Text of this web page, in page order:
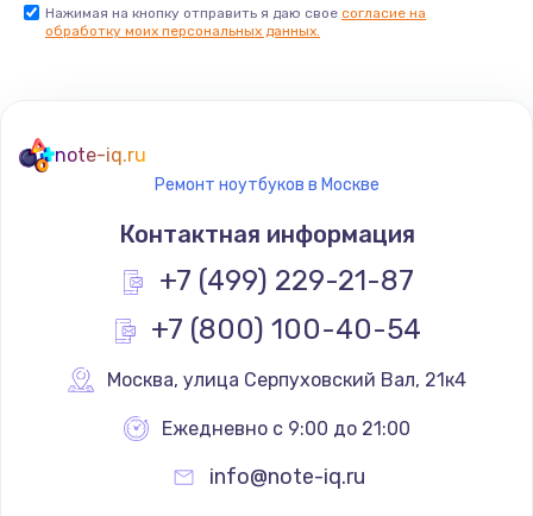
Нажимая на кнопку отправить я даю свое согласие на
обработку моих персональных данных.
note-iq.ru
Ремонт ноутбуков в Москве
Контактная информация
+7 (499) 229-21-87
+7 (800) 100-40-54
Москва, улица Серпуховский Вал, 21к4
Ежедневно с 9:00 до 21:00
info@note-iq.ru